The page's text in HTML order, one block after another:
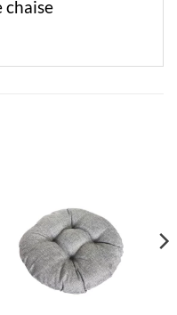
chaise